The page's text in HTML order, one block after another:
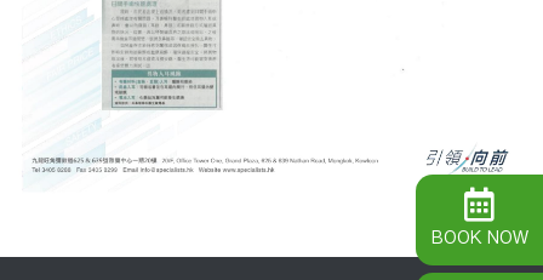
BOOK NOW